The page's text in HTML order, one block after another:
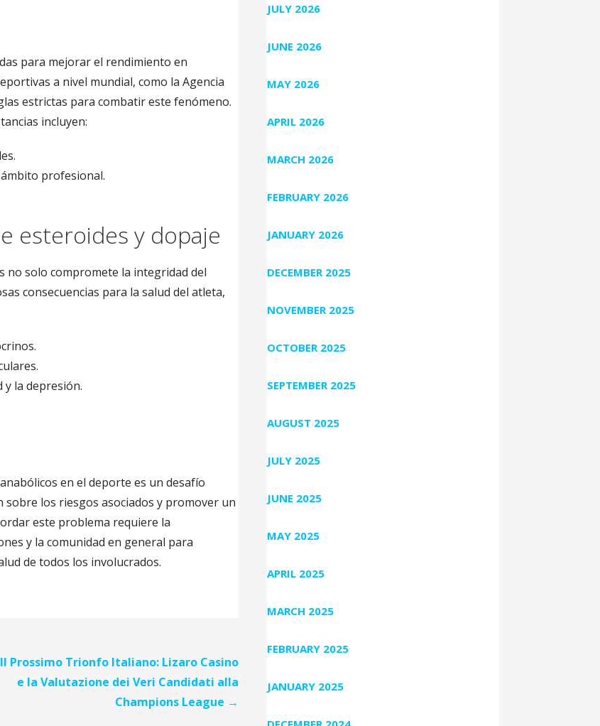
para mejorar el rendimiento en
a nivel mundial, como la Agencia
estrictas para combatir este fenómeno.
incluyen:
profesional.
esteroides y dopaje
no solo compromete la integridad del
consecuencias para la salud del atleta,
y la depresión.
en el deporte es un desafío
los riesgos asociados y promover un
este problema requiere la
y la comunidad en general para
de todos los involucrados.
Il Prossimo Trionfo Italiano: Lizaro Casino
e la Valutazione dei Veri Candidati alla
Champions League →
JULY 2026
JUNE 2026
MAY 2026
APRIL 2026
MARCH 2026
FEBRUARY 2026
JANUARY 2026
DECEMBER 2025
NOVEMBER 2025
OCTOBER 2025
SEPTEMBER 2025
AUGUST 2025
JULY 2025
JUNE 2025
MAY 2025
APRIL 2025
MARCH 2025
FEBRUARY 2025
JANUARY 2025